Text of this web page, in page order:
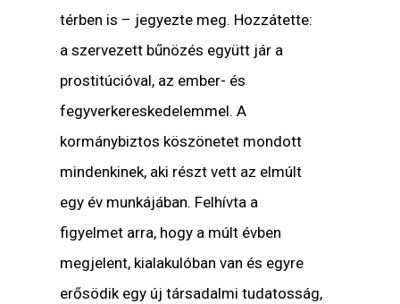
térben is – jegyezte meg. Hozzátette:
a szervezett bűnözés együtt jár a
prostitúcióval, az ember- és
fegyverkereskedelemmel. A
kormánybiztos köszönetet mondott
mindenkinek, aki részt vett az elmúlt
egy év munkájában. Felhívta a
figyelmet arra, hogy a múlt évben
megjelent, kialakulóban van és egyre
erősödik egy új társadalmi tudatosság,